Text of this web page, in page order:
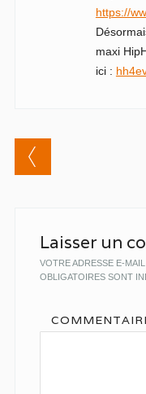
https://
maxi
ici :
Laisser un
VOTRE ADRESSE E-
OBLIGATOIRES SONT